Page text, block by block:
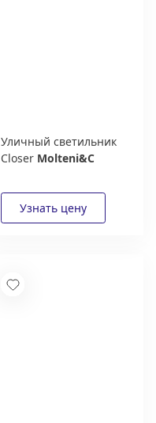
Уличный светильник
Closer Molteni&C